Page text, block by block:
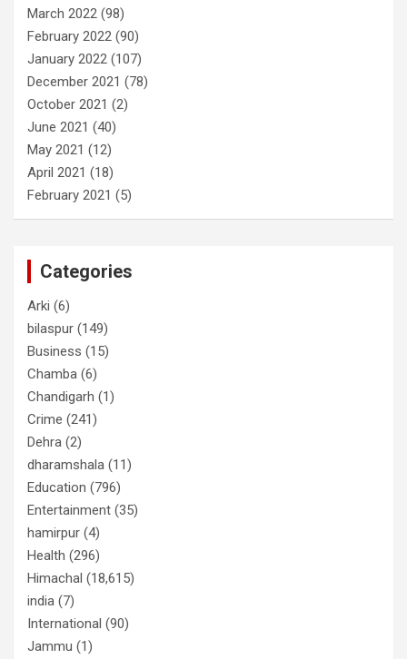
March 2022 (98)
February 2022 (90)
January 2022 (107)
December 2021 (78)
October 2021 (2)
June 2021 (40)
May 2021 (12)
April 2021 (18)
February 2021 (5)
Categories
Arki (6)
bilaspur (149)
Business (15)
Chamba (6)
Chandigarh (1)
Crime (241)
Dehra (2)
dharamshala (11)
Education (796)
Entertainment (35)
hamirpur (4)
Health (296)
Himachal (18,615)
india (7)
International (90)
Jammu (1)